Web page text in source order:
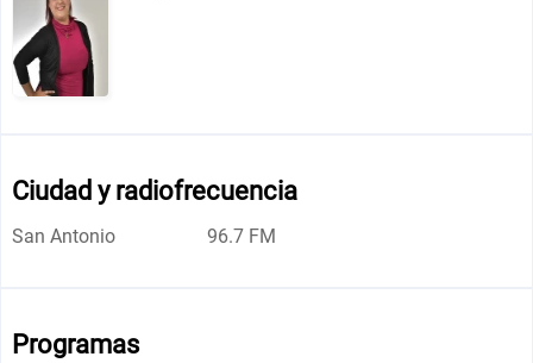
Ciudad y radiofrecuencia
San Antonio 96.7 FM
Programas